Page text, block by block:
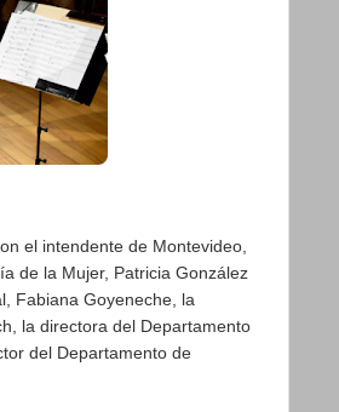
el intendente de Montevideo,
de la Mujer, Patricia González
Fabiana Goyeneche, la
la directora del Departamento
del Departamento de